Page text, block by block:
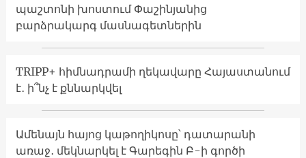
պաշտոնի խոստում Փաշինյանից
բարձրակարգ մասնագետներին
TRIPP+ հիմնադրամի ղեկավարը Հայաստանում
է․ ի՞նչ է քննարկվել
Ամենայն հայոց կաթողիկոսը՝ դատարանի
առաջ․ մեկնարկել է Գարեգին Բ-ի գործի